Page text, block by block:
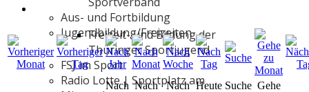
Aus- und Fortbildung
Jugendbildung/Freizeiten
Freizeit- und Bildung der
Thüringer Sportjugend
FSJ im Sport
Radio Lotte | Sportplatz am
Nach Nach
Nach Heute Suche Gehe